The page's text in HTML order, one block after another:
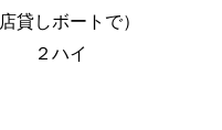
貸しボートで）
２ハイ